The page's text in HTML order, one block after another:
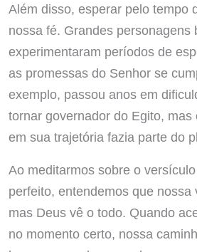
Além disso, esperar pelo tempo
nossa fé. Grandes personagens
experimentaram períodos de
as promessas do Senhor se
exemplo, passou anos em
tornar governador do Egito,
em sua trajetória fazia parte do
Ao meditarmos sobre o
perfeito, entendemos que nossa
mas Deus vê o todo. Quando
no momento certo, nossa